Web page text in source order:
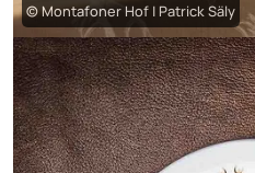
© Montafoner Hof | Patrick Säly